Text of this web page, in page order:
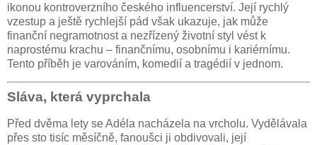
ikonou kontroverzního českého influencerství. Její rychlý
vzestup a ještě rychlejší pád však ukazuje, jak může
finanční negramotnost a nezřízený životní styl vést k
naprostému krachu – finančnímu, osobnímu i kariérnímu.
Tento příběh je varováním, komedií a tragédií v jednom.
Sláva, která vyprchala
Před dvěma lety se Adéla nacházela na vrcholu. Vydělávala
přes sto tisíc měsíčně, fanoušci ji obdivovali, její